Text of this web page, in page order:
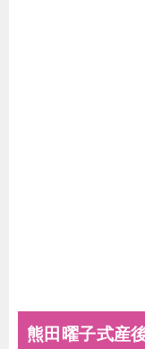
熊田曜子式産